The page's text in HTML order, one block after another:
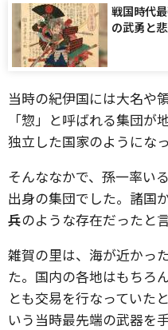
戦国時代
の武勇と
当時の紀伊国には大名や
「惣」と呼ばれる集団
独立した国家のようにな
そんななかで、孫一率い
出身の集団でした。諸国
兵のような存在だったと
雑賀の里は、海が近かっ
た。国内の各地はもちろ
とも交易を行なっていた
いう当時最先端の武器を